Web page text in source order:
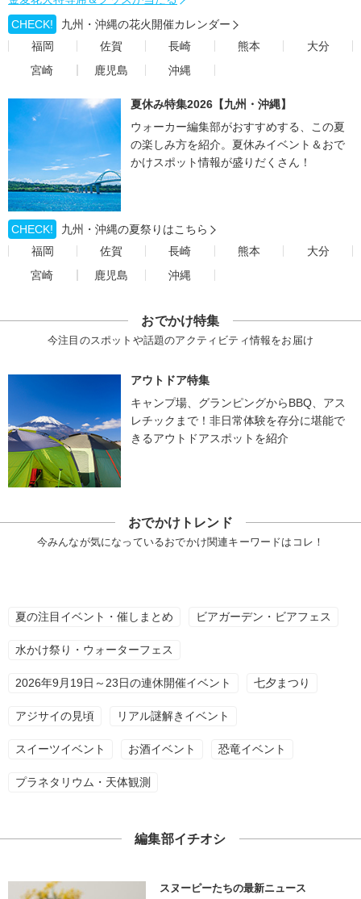
CHECK!
九州・沖縄の花火開催カレンダー
福岡
佐賀 長崎 熊本
大分
宮崎
鹿児島 沖縄
夏休み特集2026【九州・沖縄】
ウォーカー編集部がおすすめする、この夏
の楽しみ方を紹介。夏休みイベント＆おで
かけスポット情報が盛りだくさん！
CHECK!
九州・沖縄の夏祭りはこちら
福岡
佐賀 長崎 熊本
大分
宮崎
鹿児島 沖縄
おでかけ特集
今注目のスポットや話題のアクティビティ情報をお届け
アウトドア特集
キャンプ場、グランピングからBBQ、アス
レチックまで！非日常体験を存分に堪能で
きるアウトドアスポットを紹介
おでかけトレンド
今みんなが気になっているおでかけ関連キーワードはコレ！
夏の注目イベント・催しまとめ ビアガーデン・ビアフェス
水かけ祭り・ウォーターフェス
2026年9月19日～23日の連休開催イベント 七夕まつり
アジサイの見頃 リアル謎解きイベント
スイーツイベント お酒イベント 恐竜イベント
プラネタリウム・天体観測
編集部イチオシ
スヌーピーたちの最新ニュース